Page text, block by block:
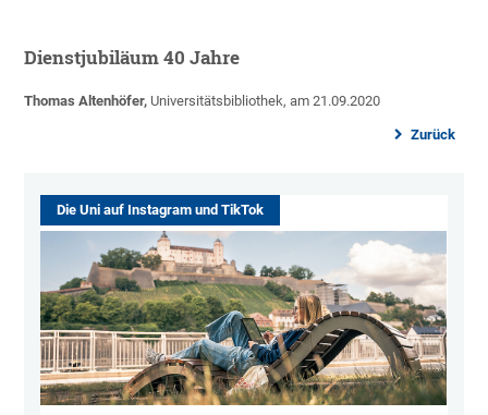
Dienstjubiläum 40 Jahre
Thomas Altenhöfer, Universitätsbibliothek, am 21.09.2020
Zurück
Die Uni auf Instagram und TikTok